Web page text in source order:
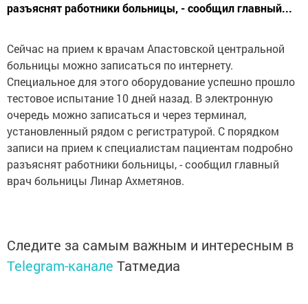
разъяснят работники больницы, - сообщил главный...
Сейчас на прием к врачам Апастовской центральной
больницы можно записаться по интернету.
Специальное для этого оборудование успешно прошло
тестовое испытание 10 дней назад. В электронную
очередь можно записаться и через терминал,
установленный рядом с регистратурой. С порядком
записи на прием к специалистам пациентам подробно
разъяснят работники больницы, - сообщил главный
врач больницы Линар Ахметянов.
Следите за самым важным и интересным в
Telegram-канале Татмедиа